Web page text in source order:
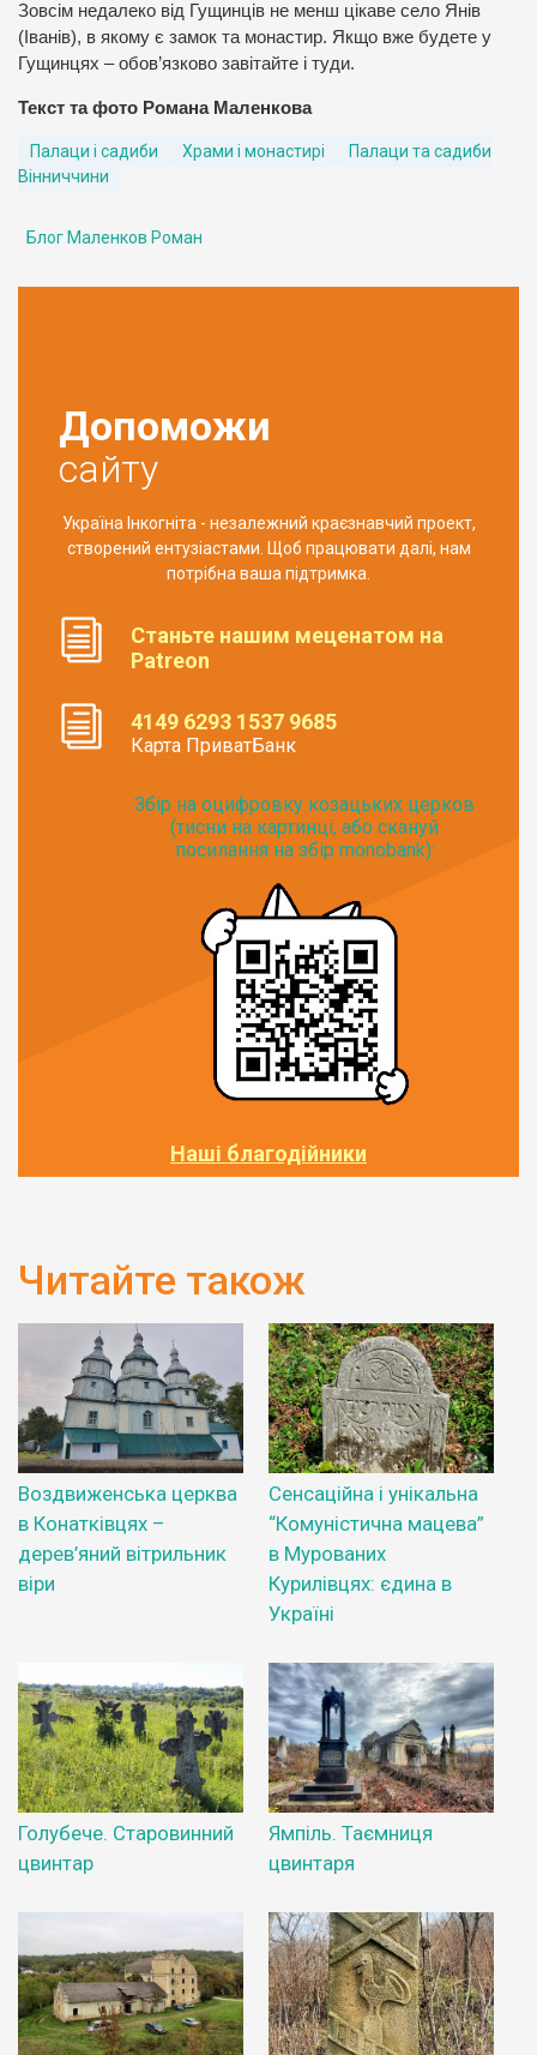
Зовсім недалеко від Гущинців не менш цікаве село Янів
(Іванів), в якому є замок та монастир. Якщо вже будете у
Гущинцях – обов’язково завітайте і туди.
Текст та фото Романа Маленкова
Палаци і садиби Храми і монастирі
Палаци та садиби
Вінниччини
Блог Маленков Роман
Допоможи
сайту
Україна Інкогніта - незалежний краєзнавчий проект,
створений ентузіастами. Щоб працювати далі, нам
потрібна ваша підтримка.
Станьте нашим меценатом на
Patreon
4149 6293 1537 9685
Карта ПриватБанк
Збір на оцифровку козацьких церков
(тисни на картинці, або скануй
посилання на збір monobank):
Наші благодійники
Читайте також
Воздвиженська церква
в Конатківцях –
дерев’яний вітрильник
віри
Сенсаційна і унікальна
“Комуністична мацева”
в Мурованих
Курилівцях: єдина в
Україні
Голубече. Старовинний
цвинтар
Ямпіль. Таємниця
цвинтаря